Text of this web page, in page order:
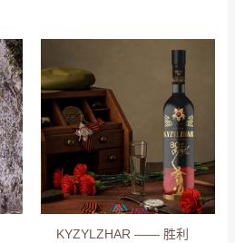
KYZYLZHAR —— 胜利